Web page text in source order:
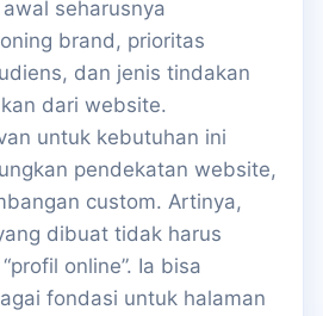
seharusnya
brand, prioritas
dan jenis tindakan
dari website.
untuk kebutuhan ini
pendekatan website,
custom. Artinya,
dibuat tidak harus
online”. Ia bisa
fondasi untuk halaman